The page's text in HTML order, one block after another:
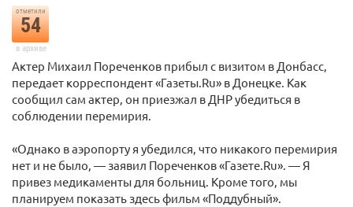
отметили
54
в архиве
Актер Михаил Пореченков прибыл с визитом в Донбасс,
передает корреспондент «Газеты.Ru» в Донецке. Как
сообщил сам актер, он приезжал в ДНР убедиться в
соблюдении перемирия.
«Однако в аэропорту я убедился, что никакого перемирия
нет и не было, — заявил Пореченков «Газете.Ru». — Я
привез медикаменты для больниц. Кроме того, мы
планируем показать здесь фильм «Поддубный».